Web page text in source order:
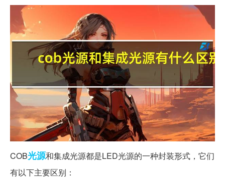
COB光源和集成光源都是LED光源的一种封装形式，它们
有以下主要区别：